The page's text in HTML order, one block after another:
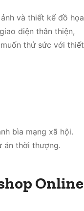
và thiết kế đồ họa
diện thân thiện,
thử sức với thiết
bìa mạng xã hội.
án thời thượng.
Online